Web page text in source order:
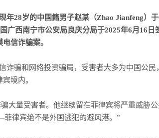
年28岁的中国籍男子赵某（Zhao Jianfeng）
广西南宁市公安局良庆分局于2025年6月16日
信诈骗案。
诈骗和网络投资骗局，受害者大多为中国公民
境内。
大量受害者。他继续留在菲律宾将严重威胁
律宾绝不是外国逃犯的避风港。”